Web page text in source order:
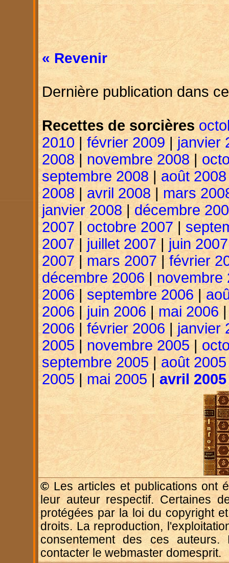
« Revenir
Dernière publication dans
Recettes de sorcières
2010 | février 2009 | janvier
2008|novembre 2008|
septembre 2008|août 2008
2008 | avril 2008 | mars
janvier 2008| décembre
2007|octobre 2007|
2007 | juillet 2007 | juin 2007
2007| mars 2007| février
décembre 2006| novembre
2006| septembre 2006 |
2006|juin 2006|mai 2006
2006 | février 2006 | janvier
2005 |novembre 2005 |
septembre 2005 | août 2005
2005 | mai 2005| avril 2005
© Les articles et publications ont
leur auteur respectif. Certaines
protégées par la loi du copyright
droits. La reproduction,
consentement des ces auteurs.
contacter le webmaster domesprit.